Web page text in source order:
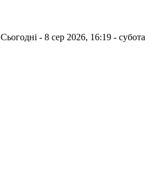
Сьогодні - 8 сер 2026, 16:19 - субота